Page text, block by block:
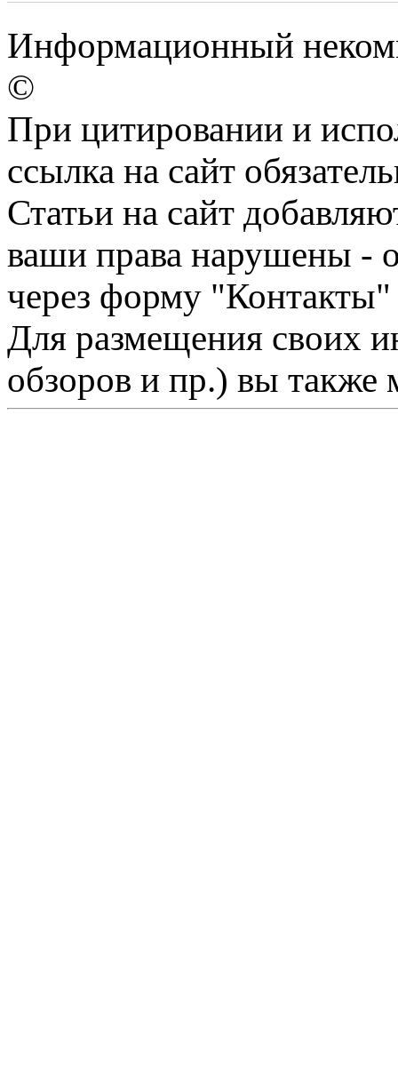
Информационный
©
При цитировании и
ссылка на сайт
Статьи на сайт
ваши права нарушены -
через форму "Контакты"
Для размещения своих
обзоров и пр.) вы также